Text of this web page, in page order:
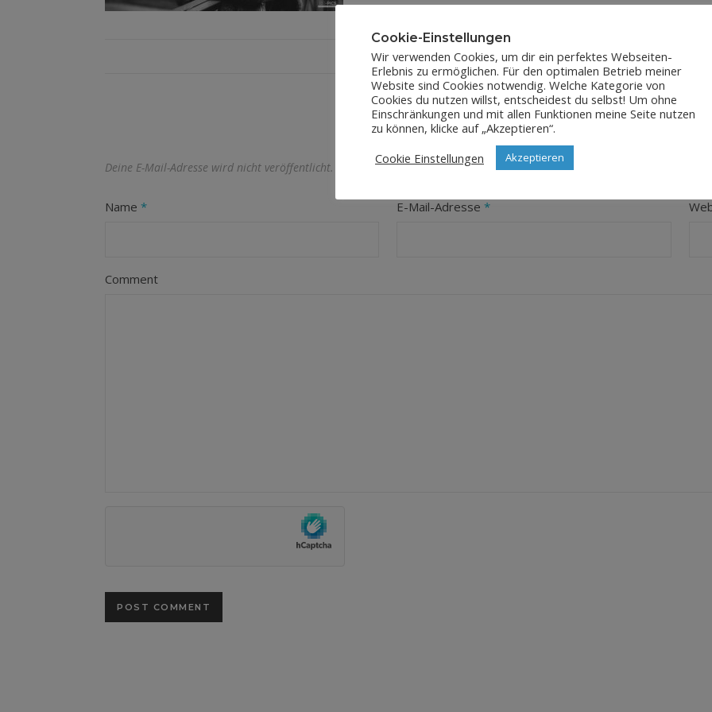
LEAVE A REPLY
Deine E-Mail-Adresse wird nicht veröffentlicht. Erforderliche Felder sind mit* markiert
Name * E-Mail-Adresse*
Comment
Cookie-Einstellungen
Wir verwenden Cookies, um dir ein perfektes Webseiten-
Erlebnis zu ermöglichen. Für den optimalen Betrieb meiner
Website sind Cookies notwendig. Welche Kategorie von
Cookies du nutzen willst, entscheidest du selbst! Um ohne
Einschränkungen und mit allen Funktionen meine Seite nutzen
zu können, klicke auf „Akzeptieren“.
Cookie Einstellungen
Akzeptieren